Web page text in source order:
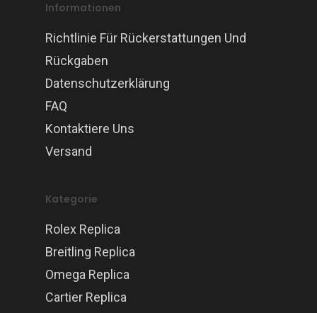
Informationen
Richtlinie Für Rückerstattungen Und
Rückgaben
Datenschutzerklärung
FAQ
Kontaktiere Uns
Versand
Kategorie
Rolex Replica
Breitling Replica
Omega Replica
Cartier Replica